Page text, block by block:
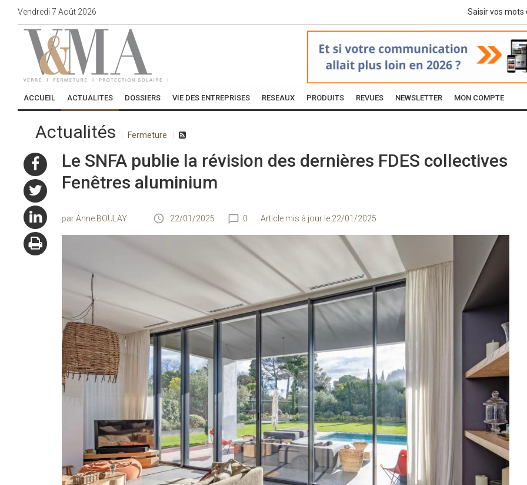
Vendredi 7 Août 2026
ACCUEIL ACTUALITES DOSSIERS VIE DES ENTREPRISES RESEAUX PRODUITS REVUES NEWSLETTER MON COMPTE
Actualités Fermeture
Le SNFA publie la révision des dernières FDES collectives
Fenêtres aluminium
Anne BOULAY 22/01/2025 0 Article mis à jour le 22/01/2025